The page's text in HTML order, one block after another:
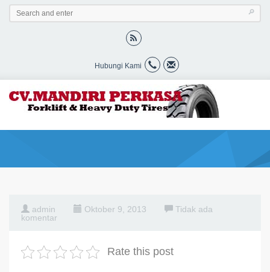
Hubungi Kami
admin Oktober 9, 2013
Tidak ada
komentar
Rate this post